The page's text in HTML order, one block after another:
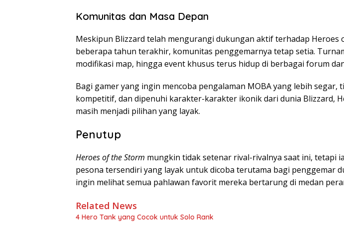
Komunitas dan Masa Depan
Meskipun Blizzard telah mengurangi dukungan aktif terhadap Heroes
beberapa tahun terakhir, komunitas penggemarnya tetap setia.
modifikasi map, hingga event khusus terus hidup di berbagai forum
Bagi gamer yang ingin mencoba pengalaman MOBA yang lebih segar,
kompetitif, dan dipenuhi karakter-karakter ikonik dari dunia Blizzard,
masih menjadi pilihan yang layak.
Penutup
Heroes of the Storm mungkin tidak setenar rival-rivalnya saat ini, tetapi
pesona tersendiri yang layak untuk dicoba terutama bagi penggemar
ingin melihat semua pahlawan favorit mereka bertarung di medan
Related News
4 Hero Tank yang Cocok untuk Solo Rank